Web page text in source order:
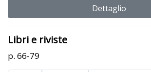
Dettaglio
Libri e riviste
p. 66-79